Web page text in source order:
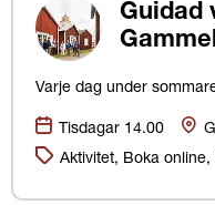
Guidad
Varje dag under
Datum:
Tisdagar 14.00
Kategorier:
Aktivitet, Boka online,